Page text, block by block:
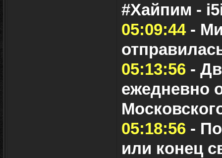
#Хайпим -
05:09:44-
05:13:56 -
ежедневно
05:18:56 -
или конец